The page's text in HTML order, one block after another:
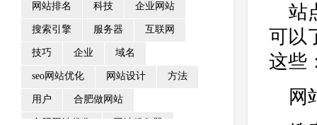
网站排名 科技 企业网站
搜索引擎 服务器 互联网
技巧 企业 域名
seo网站优化 网站设计 方法
用户 合肥做网站
站
可以
这些
网